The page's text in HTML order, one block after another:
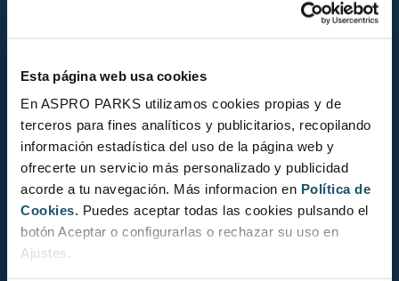
Esta página web usa cookies
En ASPRO PARKS utilizamos cookies propias y de
terceros para fines analíticos y publicitarios, recopilando
información estadística del uso de la página web y
ofrecerte un servicio más personalizado y publicidad
acorde a tu navegación. Más informacion en Política de
Cookies. Puedes aceptar todas las cookies pulsando el
botón Aceptar o configurarlas o rechazar su uso en
Ajustes.
Tel.Tel. +34 932 21 74 74
info@aquariumbcn.com
Contact
News
Experiences
Education